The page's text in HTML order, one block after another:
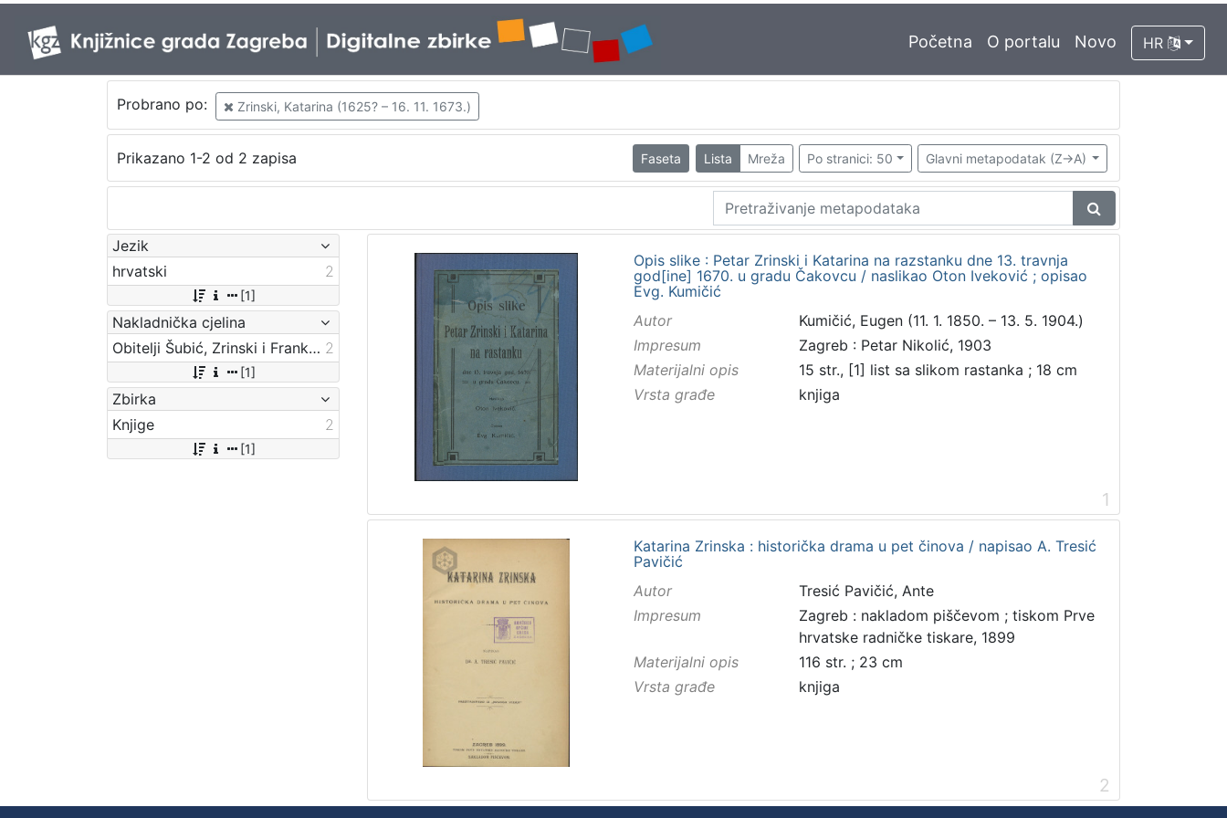
Početna O portalu Novo HR
Probrano po: Zrinski, Katarina (1625? – 16. 11. 1673.)
Prikazano 1-2 od 2 zapisa Faseta Lista Mreža Po stranici: 50 Glavni metapodatak (Z->A)
Jezik
hrvatski
2
[1]
Nakladnička cjelina
Obitelji Šubić, Zrinski i Frankopan 2
[1]
Zbirka
Knjige
2
[1]
Opis slike : Petar Zrinski i Katarina na razstanku dne 13. travnja
god[ine] 1670. u gradu Čakovcu / naslikao Oton Iveković ; opisao
Evg. Kumičić
Autor
Kumičić, Eugen (11. 1. 1850. – 13. 5. 1904.)
Impresum
Zagreb : Petar Nikolić, 1903
Materijalni opis
15 str., [1] list sa slikom rastanka ; 18 cm
Vrsta građe
knjiga
1
Katarina Zrinska : historička drama u pet činova / napisao A. Tresić
Pavičić
Autor
Tresić Pavičić, Ante
Impresum
Zagreb : nakladom piščevom ; tiskom Prve
hrvatske radničke tiskare, 1899
Materijalni opis
116 str. ; 23 cm
Vrsta građe
knjiga
2